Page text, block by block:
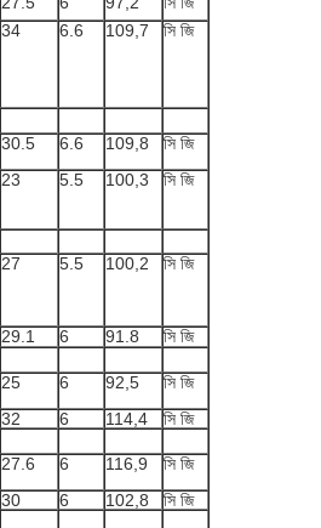
34 6.6 109,7 সি জি
30.5 6.6 109,8
সি জি
23 5.5 100,3 সি জি
27 5.5 100,2 সি জি
29.1 6 91.8 সি জি
25 6 92,5
সি জি
32 6 114,4 সি জি
27.6 6 116,9
সি জি
30 6 102,8 সি জি